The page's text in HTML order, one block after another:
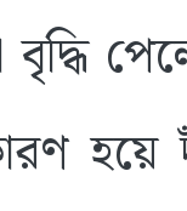
বৃদ্ধি
হয়ে